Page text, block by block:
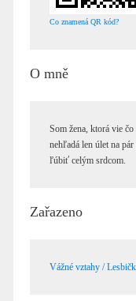
Co znamená QR kód?
O mně
Som žena, ktorá vie
nehľadá len úlet na
ľúbiť celým srdcom.
Zařazeno
Vážné vztahy /